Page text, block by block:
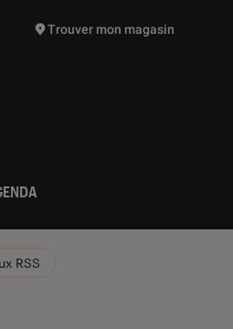
vont vous être proposées
Trouver mon magasin
RSS